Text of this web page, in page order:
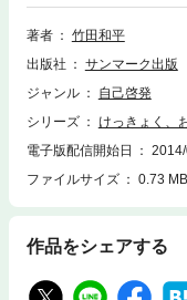
いてとことん語った、ほ
る一冊。＊目次より●うま
り「自分のため」●引っ張
が、明るい結果を引き寄
れている
著者
竹田和平
出版社
サンマーク出版
ジャンル
自己啓発
シリーズ
けっきょく、
電子版配信開始日
ファイルサイズ
0.73 MB
作品をシェアする